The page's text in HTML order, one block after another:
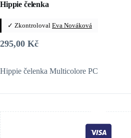
Hippie čelenka
✓ Zkontroloval Eva Nováková
295,00 Kč
Hippie čelenka Multicolore PC